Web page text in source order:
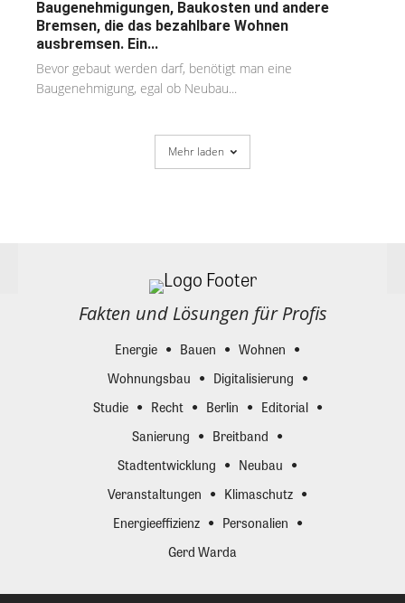
Baugenehmigungen, Baukosten und andere
Bremsen, die das bezahlbare Wohnen
ausbremsen. Ein...
Bevor gebaut werden darf, benötigt man eine
Baugenehmigung, egal ob Neubau...
Mehr laden
Fakten und Lösungen für Profis
Energie Bauen
Wohnen
Wohnungsbau
Digitalisierung
Studie
Recht Berlin
Editorial
Sanierung
Breitband
Stadtentwicklung
Neubau
Veranstaltungen
Klimaschutz
Energieeffizienz
Personalien
Gerd Warda